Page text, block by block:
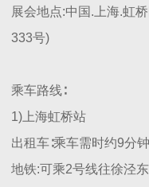
展会地点:中国.上海.虹
333号)
乘车路线∶
1)上海虹桥站
出租车∶乘车需时约9分
地铁:可乘2号线往徐泾